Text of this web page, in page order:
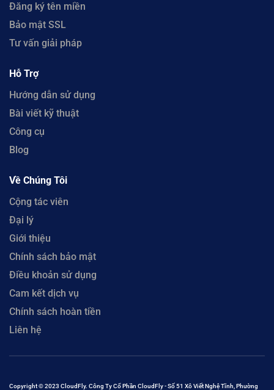
Đăng ký tên miền
Bảo mật SSL
Tư vấn giải pháp
Hỗ Trợ
Hướng dẫn sử dụng
Bài viết kỹ thuật
Công cụ
Blog
Về Chúng Tôi
Cộng tác viên
Đại lý
Giới thiệu
Chính sách bảo mật
Điều khoản sử dụng
Cam kết dịch vụ
Chính sách hoàn tiền
Liên hệ
Copyright © 2023 CloudFly. Công Ty Cổ Phần CloudFly - Số 51 Xô Viết Nghệ Tĩnh, Phường